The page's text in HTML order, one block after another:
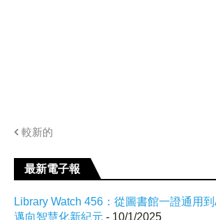
較新的
最新電子報
Library Watch 456：從圖書館一證通用
邁向智慧化新紀元 - 10/1/2025